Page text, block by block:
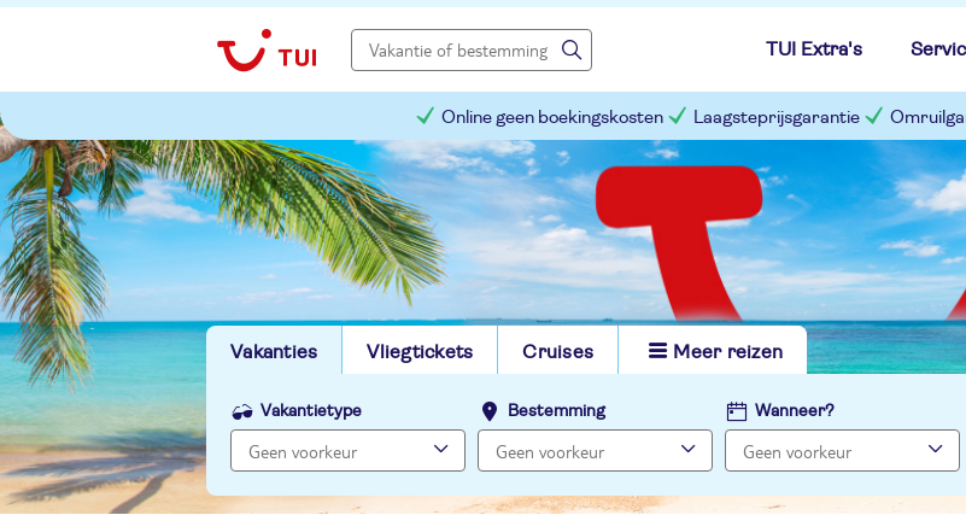
TUI Extra's
Online geen boekingskosten Laagsteprijsgarantie
Vakanties Vliegtickets Cruises Meer reizen
Vakantietype Bestemming Wanneer?